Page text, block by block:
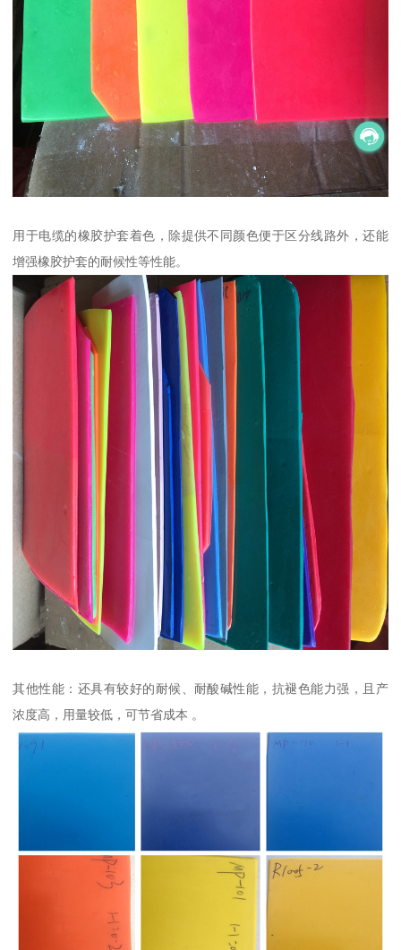
用于电缆的橡胶护套着色，除提供不同颜色便于区分线路外，还能
增强橡胶护套的耐候性等性能。
其他性能：还具有较好的耐候、耐酸碱性能，抗褪色能力强，且产
浓度高，用量较低，可节省成本 。